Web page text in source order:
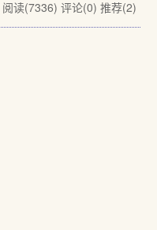
阅读(7336) 评论(0) 推荐(2)